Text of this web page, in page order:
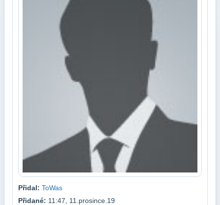
Přidal: ToWas
Přidané: 11:47, 11.prosince.19